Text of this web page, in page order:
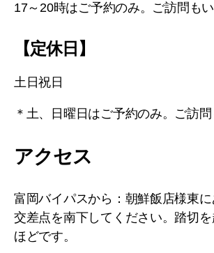
17～20時はご予約のみ。ご訪問もい
【定休日】
土日祝日
＊土、日曜日はご予約のみ。ご訪問
アクセス
富岡バイパスから：朝鮮飯店様東に
交差点を南下してください。踏切
ほどです。